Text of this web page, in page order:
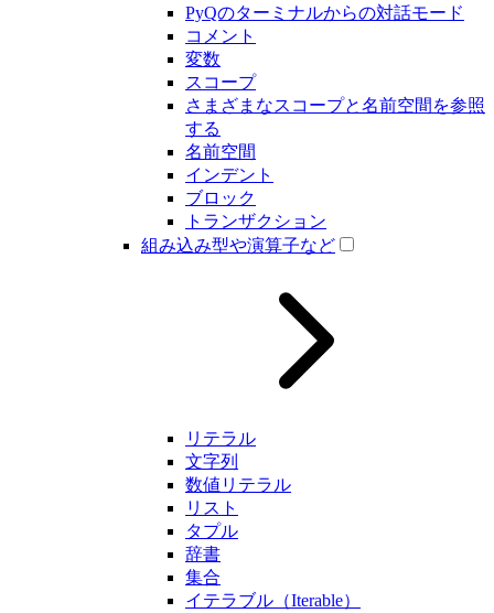
PyQのターミナルからの対話モード
コメント
変数
スコープ
さまざまなスコープと名前空間を参照
する
名前空間
インデント
ブロック
トランザクション
組み込み型や演算子など
リテラル
文字列
数値リテラル
リスト
タプル
辞書
集合
イテラブル（Iterable）